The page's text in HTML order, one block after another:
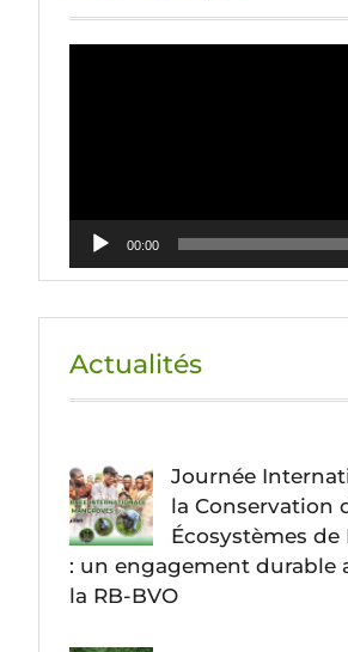
00:00
Actualités
Journée
la Conservation
Écosystèmes de
: un engagement durable
la RB-BVO